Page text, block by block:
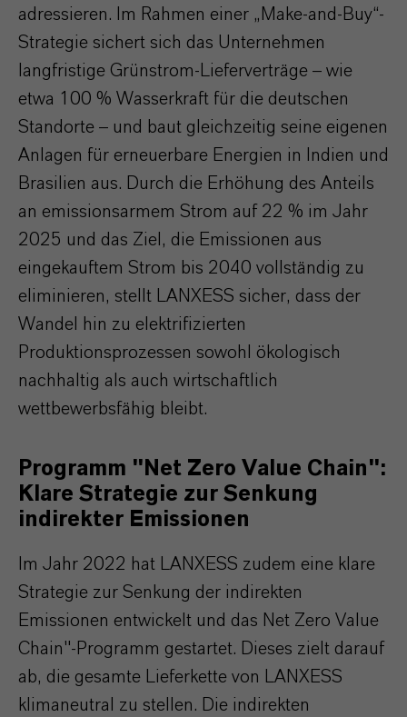
adressieren. Im Rahmen einer „Make-and-Buy“-
Strategie sichert sich das Unternehmen
langfristige Grünstrom-Lieferverträge – wie
etwa 100 % Wasserkraft für die deutschen
Standorte – und baut gleichzeitig seine eigenen
Anlagen für erneuerbare Energien in Indien und
Brasilien aus. Durch die Erhöhung des Anteils
an emissionsarmem Strom auf 22 % im Jahr
2025 und das Ziel, die Emissionen aus
eingekauftem Strom bis 2040 vollständig zu
eliminieren, stellt LANXESS sicher, dass der
Wandel hin zu elektrifizierten
Produktionsprozessen sowohl ökologisch
nachhaltig als auch wirtschaftlich
wettbewerbsfähig bleibt.
Programm "Net Zero Value Chain":
Klare Strategie zur Senkung
indirekter Emissionen
Im Jahr 2022 hat LANXESS zudem eine klare
Strategie zur Senkung der indirekten
Emissionen entwickelt und das Net Zero Value
Chain"-Programm gestartet. Dieses zielt darauf
ab, die gesamte Lieferkette von LANXESS
klimaneutral zu stellen. Die indirekten